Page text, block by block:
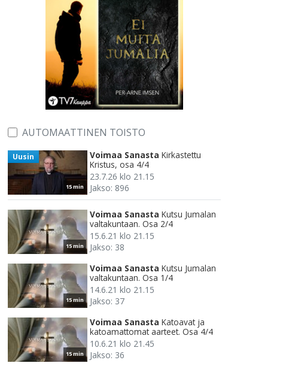
AUTOMAATTINEN TOISTO
15 min
Uusin Voimaa Sanasta Kirkastettu
Kristus, osa 4/4
23.7.26 klo 21.15
Jakso: 896
15 min
Voimaa Sanasta Kutsu Jumalan
valtakuntaan. Osa 2/4
15.6.21 klo 21.15
Jakso: 38
15 min
Voimaa Sanasta Kutsu Jumalan
valtakuntaan. Osa 1/4
14.6.21 klo 21.15
Jakso: 37
15 min
Voimaa Sanasta Katoavat ja
katoamattomat aarteet. Osa 4/4
10.6.21 klo 21.45
Jakso: 36